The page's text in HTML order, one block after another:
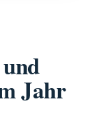
Jahr